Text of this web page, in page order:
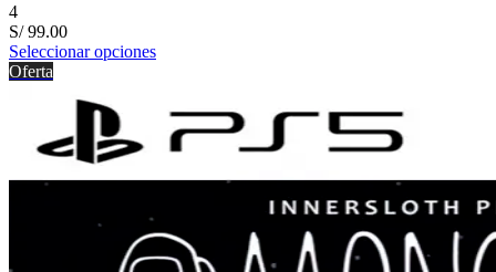
4
S/99.00
Seleccionar opciones
Oferta